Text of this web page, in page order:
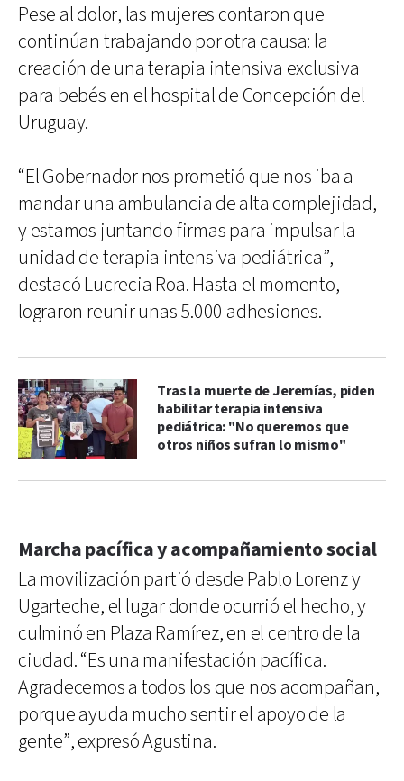
Pese al dolor, las mujeres contaron que
continúan trabajando por otra causa: la
creación de una terapia intensiva exclusiva
para bebés en el hospital de Concepción del
Uruguay.
“El Gobernador nos prometió que nos iba a
mandar una ambulancia de alta complejidad,
y estamos juntando firmas para impulsar la
unidad de terapia intensiva pediátrica”,
destacó Lucrecia Roa. Hasta el momento,
lograron reunir unas 5.000 adhesiones.
Tras la muerte de Jeremías, piden
habilitar terapia intensiva
pediátrica: "No queremos que
otros niños sufran lo mismo"
Marcha pacífica y acompañamiento social
La movilización partió desde Pablo Lorenz y
Ugarteche, el lugar donde ocurrió el hecho, y
culminó en Plaza Ramírez, en el centro de la
ciudad. “Es una manifestación pacífica.
Agradecemos a todos los que nos acompañan,
porque ayuda mucho sentir el apoyo de la
gente”, expresó Agustina.